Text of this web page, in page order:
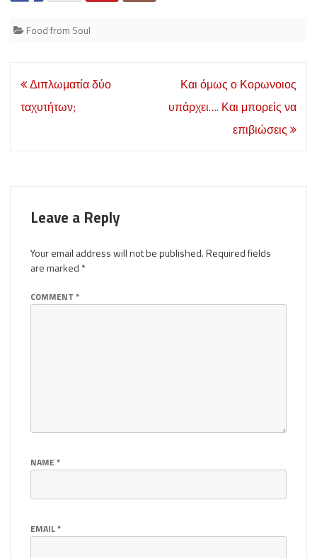
Food from Soul
Post
navigation
Διπλωματία δύο
ταχυτήτων;
Και όμως ο Κορωνοιος
υπάρχει…. Και μπορείς να
επιβιώσεις
Leave a Reply
Your email address will not be published.Required fields
are marked *
COMMENT *
NAME*
EMAIL*